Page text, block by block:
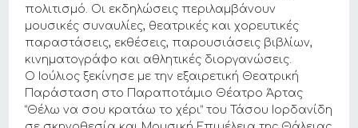
πολιτισμό. Οι εκδηλώσεις περιλαμβάνουν
μουσικές συναυλίες, θεατρικές και χορευτικές
παραστάσεις, εκθέσεις, παρουσιάσεις βιβλίων,
κινηματογράφο και αθλητικές διοργανώσεις.
Ο Ιούλιος ξεκίνησε με την εξαιρετική Θεατρική
Παράσταση στο Παραποτάμιο Θέατρο Άρτας
“Θέλω να σου κρατάω το χέρι” του Τάσου Ιορδανίδη